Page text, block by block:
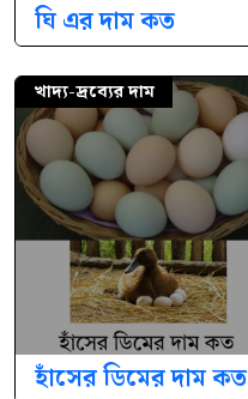
ঘি এর দাম কত
খাদ্য-দ্রব্যের দাম
হাঁসের ডিমের দাম কত